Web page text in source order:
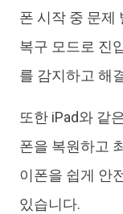
폰 시작 중 문제
복구 모드로 진
를 감지하고 해
또한 iPad와 같
폰을 복원하고
이폰을 쉽게 안
있습니다.